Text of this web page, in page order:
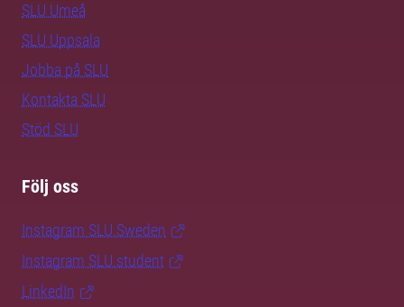
SLU Umeå
SLU Uppsala
Jobba på SLU
Kontakta SLU
Stöd SLU
Följ oss
Instagram SLU.Sweden
Instagram SLU.student
LinkedIn